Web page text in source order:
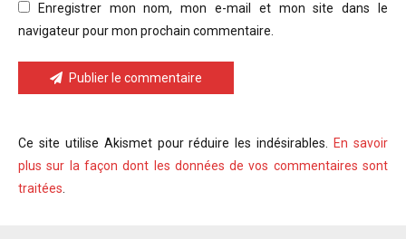
Enregistrer mon nom, mon e-mail et mon site dans le
navigateur pour mon prochain commentaire.
Publier le commentaire
Ce site utilise Akismet pour réduire les indésirables.
En savoir
plus sur la façon dont les données de vos commentaires sont
traitées